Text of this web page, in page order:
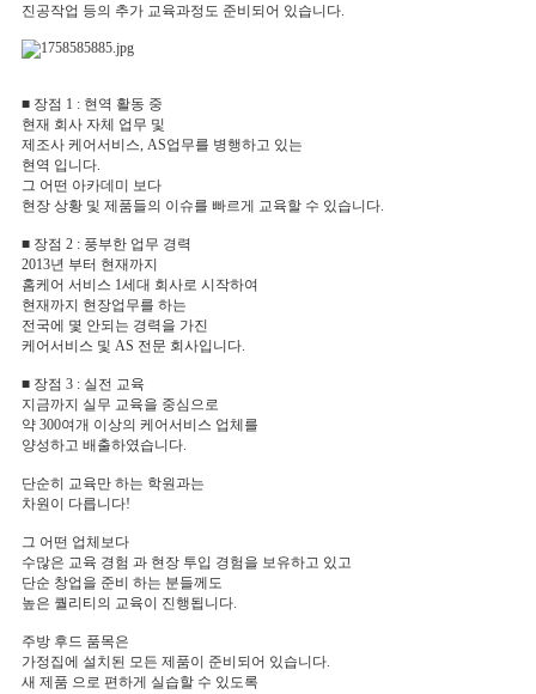
진공작업 등의 추가 교육과정도 준비되어 있습니다.
■ 장점 1 : 현역 활동 중
현재 회사 자체 업무 및
제조사 케어서비스, AS업무를 병행하고 있는
현역 입니다.
그 어떤 아카데미 보다
현장 상황 및 제품들의 이슈를 빠르게 교육할 수 있습니다.
■ 장점 2 : 풍부한 업무 경력
2013년 부터 현재까지
홈케어 서비스 1세대 회사로 시작하여
현재까지 현장업무를 하는
전국에 몇 안되는 경력을 가진
케어서비스 및 AS 전문 회사입니다.
■ 장점 3 : 실전 교육
지금까지 실무 교육을 중심으로
약 300여개 이상의 케어서비스 업체를
양성하고 배출하였습니다.
단순히 교육만 하는 학원과는
차원이 다릅니다!
그 어떤 업체보다
수많은 교육 경험 과 현장 투입 경험을 보유하고 있고
단순 창업을 준비 하는 분들께도
높은 퀄리티의 교육이 진행됩니다.
주방 후드 품목은
가정집에 설치된 모든 제품이 준비되어 있습니다.
새 제품 으로 편하게 실습할 수 있도록